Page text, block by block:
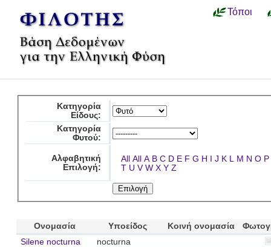
Τόποι
Κατηγορία
Είδους:
Κατηγορία
Φυτού:
Αλφαβητική
Επιλογή:
All All A B C D E F G H I J K L M N O P
T U V W X Y Z
Ονομασία Υποείδος Κοινή ονομασία
Silene nocturna
nocturna